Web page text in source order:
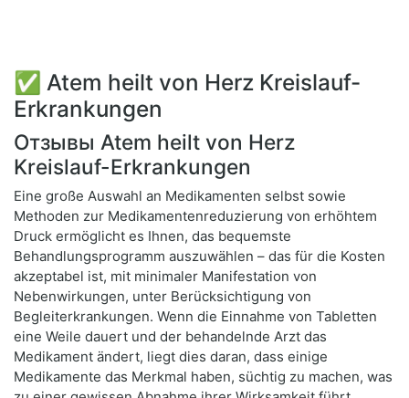
✅ Atem heilt von Herz Kreislauf-
Erkrankungen
Отзывы Atem heilt von Herz
Kreislauf-Erkrankungen
Eine große Auswahl an Medikamenten selbst sowie
Methoden zur Medikamentenreduzierung von erhöhtem
Druck ermöglicht es Ihnen, das bequemste
Behandlungsprogramm auszuwählen – das für die Kosten
akzeptabel ist, mit minimaler Manifestation von
Nebenwirkungen, unter Berücksichtigung von
Begleiterkrankungen. Wenn die Einnahme von Tabletten
eine Weile dauert und der behandelnde Arzt das
Medikament ändert, liegt dies daran, dass einige
Medikamente das Merkmal haben, süchtig zu machen, was